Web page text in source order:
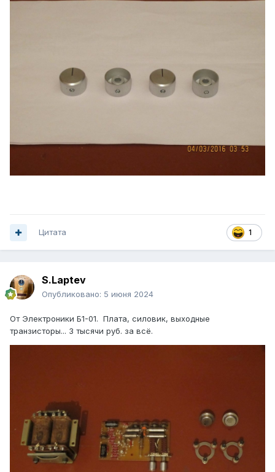
1
Цитата
S.Laptev
Опубликовано: 5 июня 2024
От Электроники Б1-01. Плата, силовик, выходные
транзисторы... 3 тысячи руб. за всё.